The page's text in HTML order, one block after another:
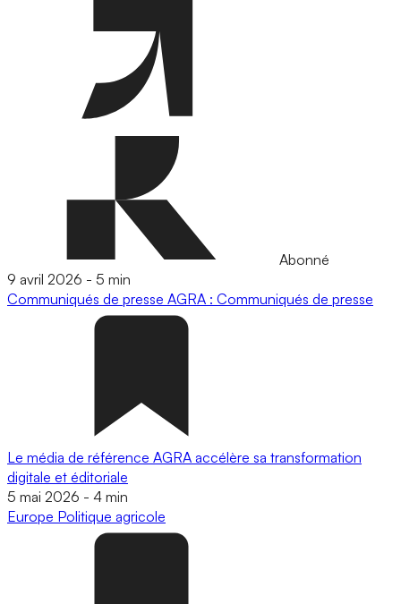
Abonné
9 avril 2026 - 5 min
Communiqués de presse AGRA : Communiqués de presse
Le média de référence AGRA accélère sa transformation
digitale et éditoriale
5 mai 2026 - 4 min
Europe Politique agricole